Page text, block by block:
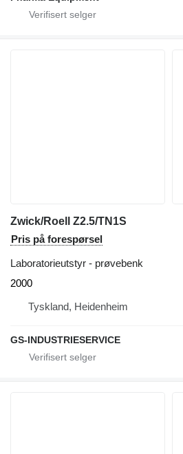
Zwick/Roell Z2.5/TN1S
Pris på forespørsel
Laboratorieutstyr - prøvebenk
2000
Tyskland, Heidenheim
GS-INDUSTRIESERVICE